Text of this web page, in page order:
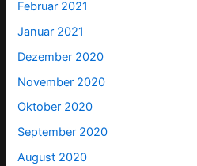
Februar 2021
Januar 2021
Dezember 2020
November 2020
Oktober 2020
September 2020
August 2020